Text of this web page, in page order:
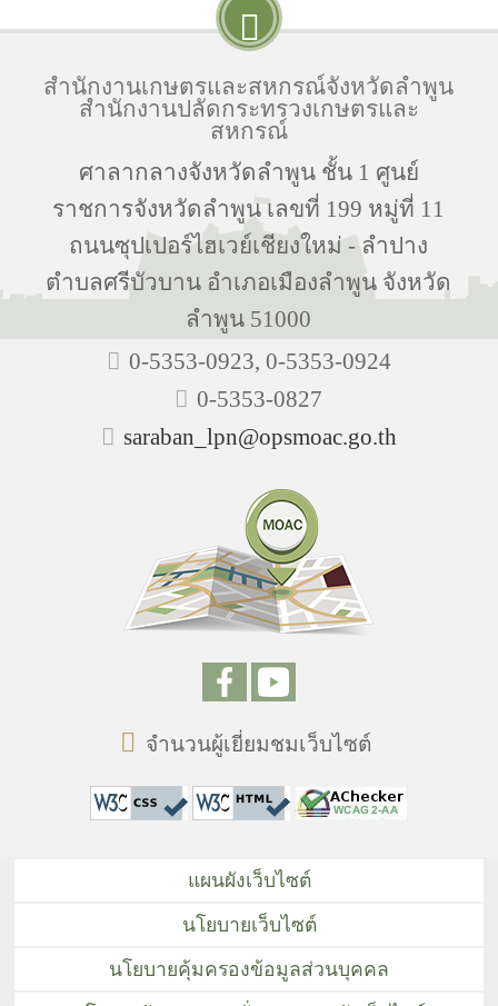
สำนักงานเกษตรและสหกรณ์จังหวัดลำพูน
สำนักงานปลัดกระทรวงเกษตรและ
สหกรณ์
ศาลากลางจังหวัดลำพูน ชั้น 1 ศูนย์
ราชการจังหวัดลำพูน เลขที่ 199 หมู่ที่ 11
ถนนซุปเปอร์ไฮเวย์เชียงใหม่ - ลำปาง
ตำบลศรีบัวบาน อำเภอเมืองลำพูน จังหวัด
ลำพูน 51000
0-5353-0923, 0-5353-0924
0-5353-0827
saraban_lpn@opsmoac.go.th
จำนวนผู้เยี่ยมชมเว็บไซต์
แผนผังเว็บไซต์
นโยบายเว็บไซต์
นโยบายคุ้มครองข้อมูลส่วนบุคคล